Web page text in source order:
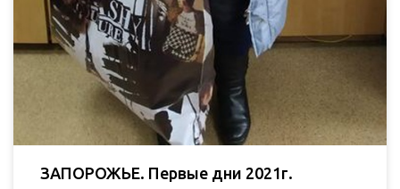
ЗАПОРОЖЬЕ. Первые дни 2021г.